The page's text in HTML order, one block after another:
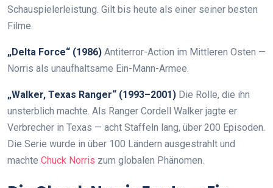
Schauspielerleistung. Gilt bis heute als einer seiner besten
Filme.
„Delta Force“ (1986) Antiterror-Action im Mittleren Osten —
Norris als unaufhaltsame Ein-Mann-Armee.
„Walker, Texas Ranger“ (1993–2001) Die Rolle, die ihn
unsterblich machte. Als Ranger Cordell Walker jagte er
Verbrecher in Texas — acht Staffeln lang, über 200 Episoden.
Die Serie wurde in über 100 Ländern ausgestrahlt und
machte Chuck Norris zum globalen Phänomen.